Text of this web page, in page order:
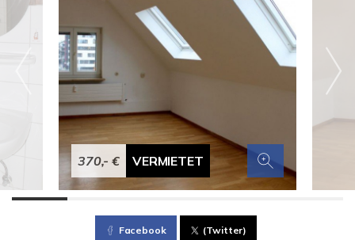
370,- € VERMIETET
Facebook (Twitter)